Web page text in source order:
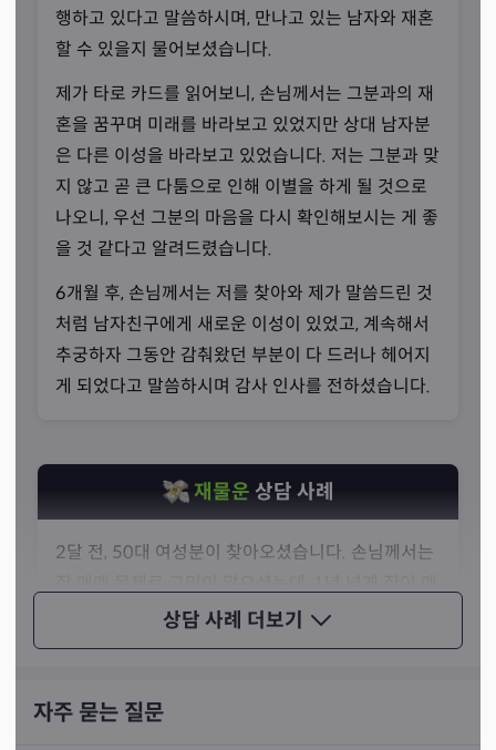
편안한 상담
“친근하게 다가가겠습니다.”
선생님께서는 손님들과 때로는 언니처럼 때로는 동생처럼
친근감 있게 대화를 해가면서 편안함을 주고, 희망 고문보
다는 정확한 점사를 편안하게 풀어드리며 안내를 해드리는
편이라고 말씀하셨습니다.
상담 사례 더보기
행하고 있다고 말씀하시며, 만나고 있는 남자와 재혼
할 수 있을지 물어보셨습니다.
제가 타로 카드를 읽어보니, 손님께서는 그분과의 재
혼을 꿈꾸며 미래를 바라보고 있었지만 상대 남자분
은 다른 이성을 바라보고 있었습니다. 저는 그분과 맞
지 않고 곧 큰 다툼으로 인해 이별을 하게 될 것으로
나오니, 우선 그분의 마음을 다시 확인해보시는 게 좋
을 것 같다고 알려드렸습니다.
6개월 후, 손님께서는 저를 찾아와 제가 말씀드린 것
처럼 남자친구에게 새로운 이성이 있었고, 계속해서
추궁하자 그동안 감춰왔던 부분이 다 드러나 헤어지
게 되었다고 말씀하시며 감사 인사를 전하셨습니다.
재물운 상담 사례
2달 전, 50대 여성분이 찾아오셨습니다. 손님께서는
매가 되지 않고 있다고 말씀하시며 해결방법이 있는
지 물어보셨습니다.
을 했습니다. 저는 카드를 보고, 손님께서 욕심이 많
자주 묻는 질문